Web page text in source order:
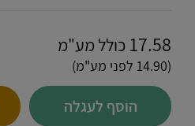
17.58 כולל מע"מ
(14.90 לפני מע"מ)
הוסף לעגלה